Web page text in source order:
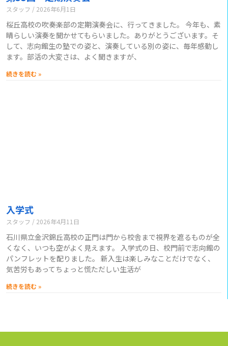
スタッフ 2026年6月1日
桜丘高校の吹奏楽部の定期演奏会に、行ってきました。 今年も、素
晴らしい演奏を聞かせてもらいました。ありがとうございます。そ
して、志向館生の塾での姿と、演奏している別の姿に、毎年感動し
ます。部活の大変さは、よく聞きますが、
続きを読む »
入学式
スタッフ 2026年4月11日
石川県立金沢錦丘高校の正門は門から校舎まで視界を遮るものが全
くなく、いつも空がよく見えます。 入学式の日、校門前で志向館の
パンフレットを配りました。 新入生は楽しみなことだけでなく、
気苦労もあってちょっと慌ただしい生活が
続きを読む »